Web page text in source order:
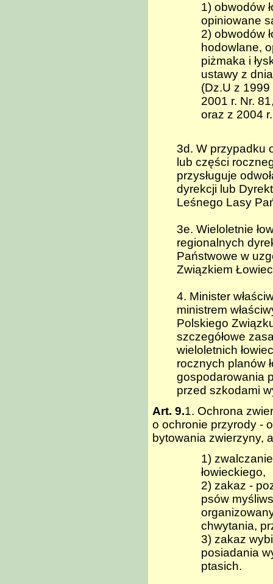
1) obwodów
opiniowane
2) obwodów
hodowlane,
piżmaka i
ustawy z
(Dz.U z
2001 r. Nr.
oraz z 2004
3d. W przypadku
lub części
przysługuje
dyrekcji lub
Leśnego Lasy
3e. Wieloletnie
regionalnych
Państwowe w
Związkiem
4. Minister
ministrem
Polskiego
szczegółowe
wieloletnich
rocznych planów
gospodarowania
przed szkodami
Art. 9.1. Ochrona
o ochronie przyrody -
bytowania zwierzyny,
1)
łowieckiego,
2) zakaz -
psów
chwytania,
3) zakaz
posiadania
ptasich.